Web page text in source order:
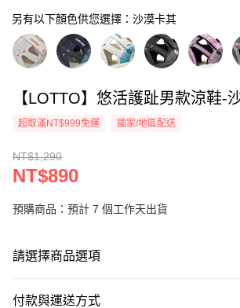
另有以下顏色供您選擇：沙漠卡其
【LOTTO】悠活護趾男款涼鞋-
超取滿NT$999免運 國家/地區配送
NT$1,290
NT$890
預購商品：預計 7 個工作天出貨
請選擇商品選項
付款與運送方式